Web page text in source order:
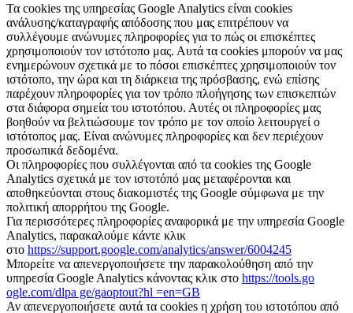
Τα cookies της υπηρεσίας Google Analytics είναι cookies
ανάλυσης/καταγραφής απόδοσης που μας επιτρέπουν να
συλλέγουμε ανώνυμες πληροφορίες για το πώς οι επισκέπτες
χρησιμοποιούν τον ιστότοπo μας. Αυτά τα cookies μπορούν να μας
ενημερώνουν σχετικά με το πόσοι επισκέπτες χρησιμοποιούν τον
ιστότοπο, την ώρα και τη διάρκεια της πρόσβασης, ενώ επίσης
παρέχουν πληροφορίες για τον τρόπο πλοήγησης των επισκεπτών
στα διάφορα σημεία του ιστοτόπου. Αυτές οι πληροφορίες μας
βοηθούν να βελτιώσουμε τον τρόπο με τον οποίο λειτουργεί ο
ιστότοπoς μας. Είναι ανώνυμες πληροφορίες και δεν περιέχουν
προσωπικά δεδομένα.
Οι πληροφορίες που συλλέγονται από τα cookies της Google
Analytics σχετικά με τον ιστοτόπό μας μεταφέρονται και
αποθηκεύονται στους διακομιστές της Google σύμφωνα με την
πολιτική απορρήτου της Google.
Για περισσότερες πληροφορίες αναφορικά με την υπηρεσία Google
Analytics, παρακαλούμε κάντε κλικ
στο https://support.google.com/analytics/answer/6004245
Μπορείτε να απενεργοποιήσετε την παρακολούθηση από την
υπηρεσία Google Analytics κάνοντας κλικ στο https://tools.go
ogle.com/dlpa ge/gaoptout?hl =en=GB
Αν απενεργοποιήσετε αυτά τα cookies η χρήση του ιστοτόπου από